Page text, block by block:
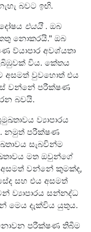
බවට ඉඟි.
එයයි. ඔබ
නොකරයි." ඔබ
ව්යාපාර අවශ්යතා
විය. කේතය
අසමත් වුවහොත් එය
වන්නේ පරීක්ෂණ
බවයි.
ව්‍යාපාරය
නමුත් පරීක්ෂණ
සැබවින්ම
මත ඔවුන්ගේ
වන්නේ කුමක්ද,
සහ එය අසමත්
ව්‍යාපාරය සන්නද්ධ
මෙය දැක්විය යුතුය.
පරීක්ෂණ තිබීම